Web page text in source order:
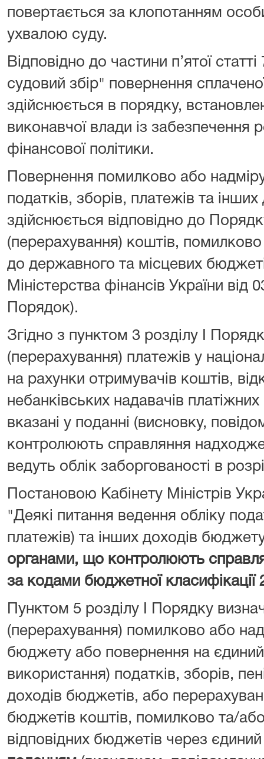
повертається за клопотанням
ухвалою суду.
Відповідно до частини п’ятої
судовий збір" повернення
здійснюється в порядку,
виконавчої влади із забезпечення
фінансової політики.
Повернення помилково або
податків, зборів, платежів та
здійснюється відповідно до
(перерахування) коштів,
до державного та місцевих
Міністерства фінансів України від
Порядок).
Згідно з пунктом 3 розділу I
(перерахування) платежів у
на рахунки отримувачів коштів,
небанківських надавачів
вказані у поданні (висновку,
контролюють справляння
ведуть облік заборгованості в
Постановою Кабінету Міністрів
"Деякі питання ведення обліку
платежів) та інших доходів
органами, що контролюють
за кодами бюджетної
Пунктом 5 розділу I Порядку
(перерахування) помилково або
бюджету або повернення на єдиний
використання) податків, зборів,
доходів бюджетів, або
бюджетів коштів, помилково та/
відповідних бюджетів через